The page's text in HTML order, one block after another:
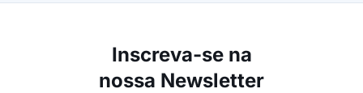
Inscreva-se na
nossa Newsletter